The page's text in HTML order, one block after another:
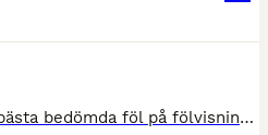
Ett härligt 2 årigt sto. 11:e bästa bedömda föl på fölvisning 2024. 3 utmärkta gångarter och ett mycket bra temperament. Röntgad i juni 2026 ua. Finns i Ekolsund/Enköping. Länk till BLUP Tyra E (SWB)